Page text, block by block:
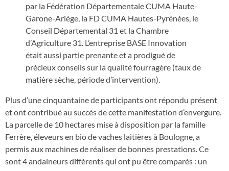
par la Fédération Départementale CUMA Haute-
Garone-Ariège, la FD CUMA Hautes-Pyrénées, le
Conseil Départemental 31 et la Chambre
d’Agriculture 31. L’entreprise BASE Innovation
était aussi partie prenante et a prodigué de
précieux conseils sur la qualité fourragère (taux de
matière sèche, période d’intervention).
Plus d’une cinquantaine de participants ont répondu présent
et ont contribué au succès de cette manifestation d’envergure.
La parcelle de 10 hectares mise à disposition par la famille
Ferrère, éleveurs en bio de vaches laitières à Boulogne, a
permis aux machines de réaliser de bonnes prestations. Ce
sont 4 andaineurs différents qui ont pu être comparés : un